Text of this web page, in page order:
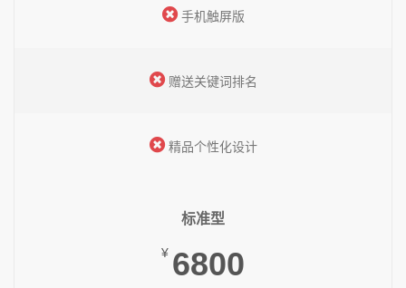
手机触屏版
赠送关键词排名
精品个性化设计
标准型
¥ 6800